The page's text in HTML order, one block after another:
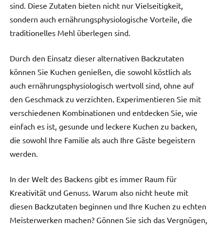
sind. Diese Zutaten bieten nicht nur Vielseitigkeit,
sondern auch ernährungsphysiologische Vorteile, die
traditionelles Mehl überlegen sind.
Durch den Einsatz dieser alternativen Backzutaten
können Sie Kuchen genießen, die sowohl köstlich als
auch ernährungsphysiologisch wertvoll sind, ohne auf
den Geschmack zu verzichten. Experimentieren Sie mit
verschiedenen Kombinationen und entdecken Sie, wie
einfach es ist, gesunde und leckere Kuchen zu backen,
die sowohl Ihre Familie als auch Ihre Gäste begeistern
werden.
In der Welt des Backens gibt es immer Raum für
Kreativität und Genuss. Warum also nicht heute mit
diesen Backzutaten beginnen und Ihre Kuchen zu echten
Meisterwerken machen? Gönnen Sie sich das Vergnügen,